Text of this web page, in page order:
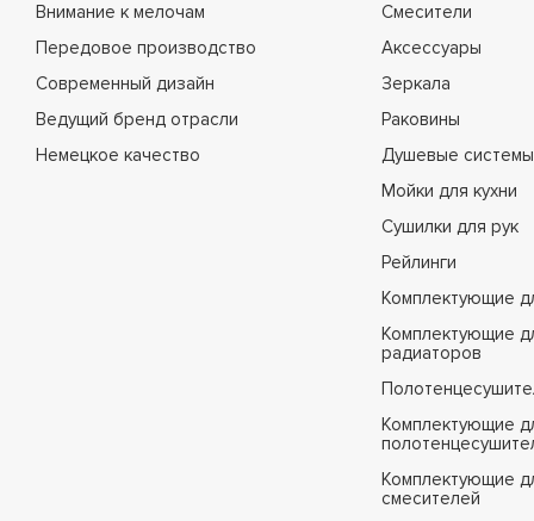
Внимание к мелочам
Передовое производство
Современный дизайн
Ведущий бренд отрасли
Немецкое качество
Смесители
Аксессуары
Зеркала
Раковины
Душевые системы
Мойки для кухни
Сушилки для рук
Рейлинги
Комплектующие
Комплектующие
радиаторов
Комплектующие
Комплектующие
смесителей